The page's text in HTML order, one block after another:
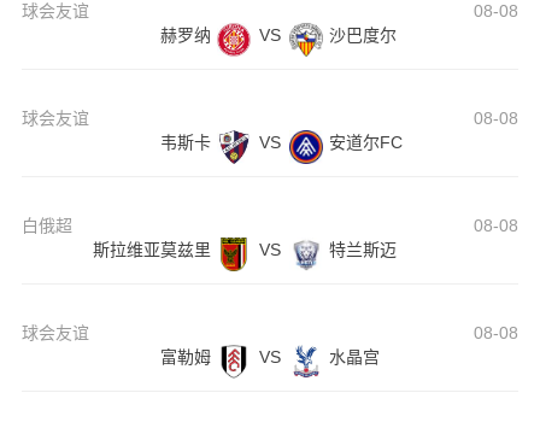
球会友谊
08-08
赫罗纳
VS 沙巴度尔
球会友谊
08-08
韦斯卡
VS 安道尔FC
白俄超
08-08
斯拉维亚莫兹里
VS 特兰斯迈
球会友谊
08-08
富勒姆
VS 水晶宫